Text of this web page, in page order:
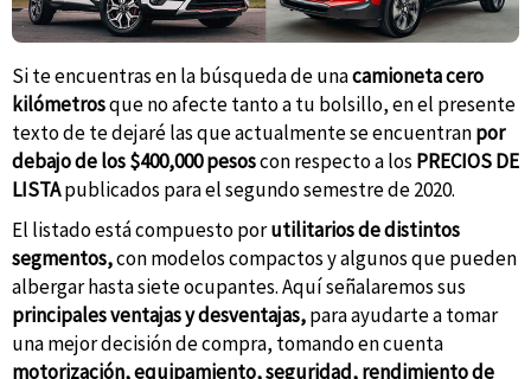
Si te encuentras en la búsqueda de unacamioneta cero
kilómetrosque no afecte tanto a tu bolsillo, en el presente
texto de te dejaré las que actualmente se encuentranpor
debajo de los $400,000 pesoscon respecto a los PRECIOS DE
LISTApublicados para el segundo semestre de 2020.
El listado está compuesto porutilitarios de distintos
segmentos,con modelos compactos y algunos que pueden
albergar hasta siete ocupantes. Aquí señalaremos sus
principales ventajas y desventajas,para ayudarte a tomar
una mejor decisión de compra, tomando en cuenta
motorización, equipamiento, seguridad, rendimiento de